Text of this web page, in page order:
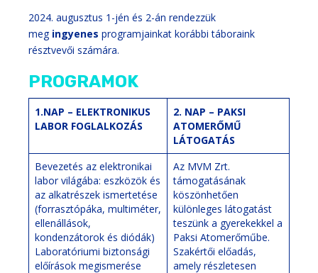
2024. augusztus 1-jén és 2-án rendezzük
meg ingyenes programjainkat korábbi táboraink
résztvevői számára.
PROGRAMOK
1.NAP – ELEKTRONIKUS
LABOR FOGLALKOZÁS
2. NAP – PAKSI
ATOMERŐMŰ
LÁTOGATÁS
Bevezetés az elektronikai
labor világába: eszközök és
az alkatrészek ismertetése
(forrasztópáka, multiméter,
ellenállások,
kondenzátorok és diódák)
Laboratóriumi biztonsági
előírások megismerése
Az MVM Zrt.
támogatásának
köszönhetően
különleges látogatást
teszünk a gyerekekkel a
Paksi Atomerőműbe.
Szakértői előadás,
amely részletesen